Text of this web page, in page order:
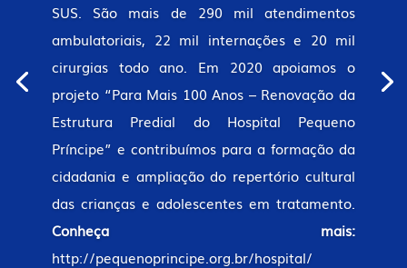
SUS. São mais de 290 mil atendimentos
ambulatoriais, 22 mil internações e 20 mil
cirurgias todo ano. Em 2020 apoiamos o
projeto “Para Mais 100 Anos – Renovação da
Estrutura Predial do Hospital Pequeno
Príncipe” e contribuímos para a formação da
cidadania e ampliação do repertório cultural
das crianças e adolescentes em tratamento.
Conheça mais:
http://pequenoprincipe.org.br/hospital/